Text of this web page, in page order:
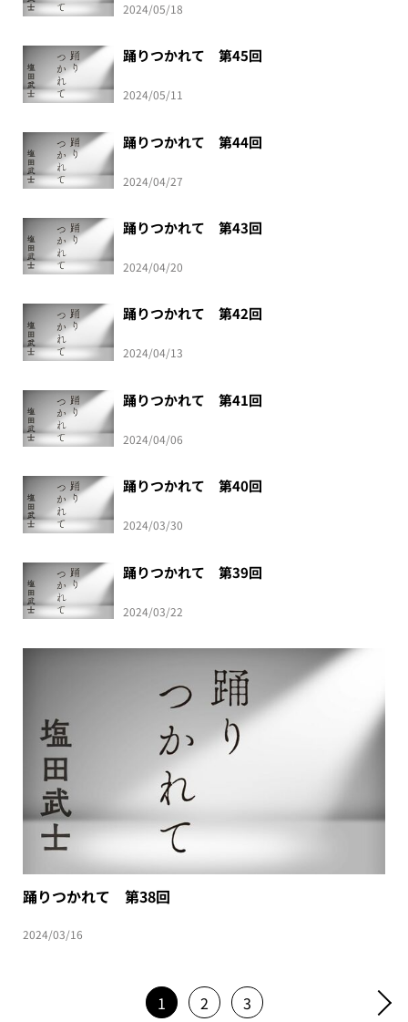
2024/05/18
踊りつかれて 第45回
2024/05/11
踊りつかれて 第44回
2024/04/27
踊りつかれて 第43回
2024/04/20
踊りつかれて 第42回
2024/04/13
踊りつかれて 第41回
2024/04/06
踊りつかれて 第40回
2024/03/30
踊りつかれて 第39回
2024/03/22
踊りつかれて 第38回
2024/03/16
1 2 3